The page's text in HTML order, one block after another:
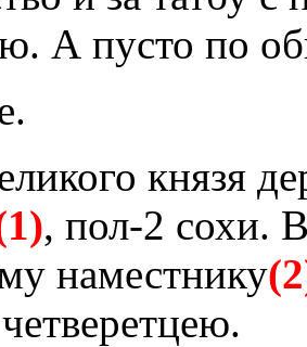
А пусто по
князя
, пол-2 сохи.
наместнику